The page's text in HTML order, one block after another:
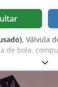
, Válvula
de bola,
deslizante. -
Apysk -
-Cantidad: 9